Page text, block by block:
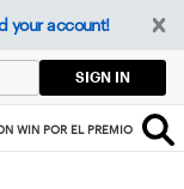
your account!
SIGN IN
WIN POR EL PREMIO KC